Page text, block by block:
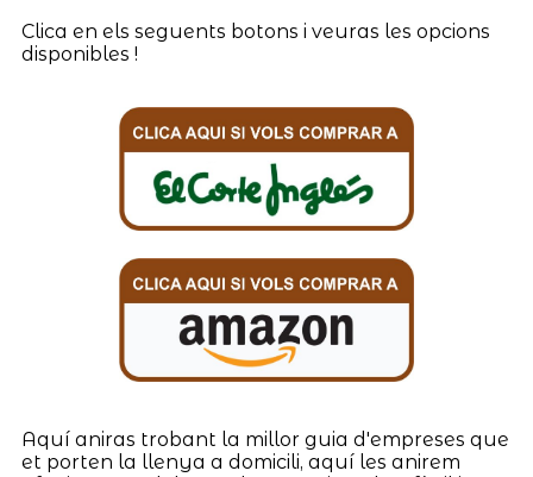
Clica en els seguents botons i veuras les opcions
disponibles !
Aquí aniras trobant la millor guia d'empreses que
et porten la llenya a domicili, aquí les anirem